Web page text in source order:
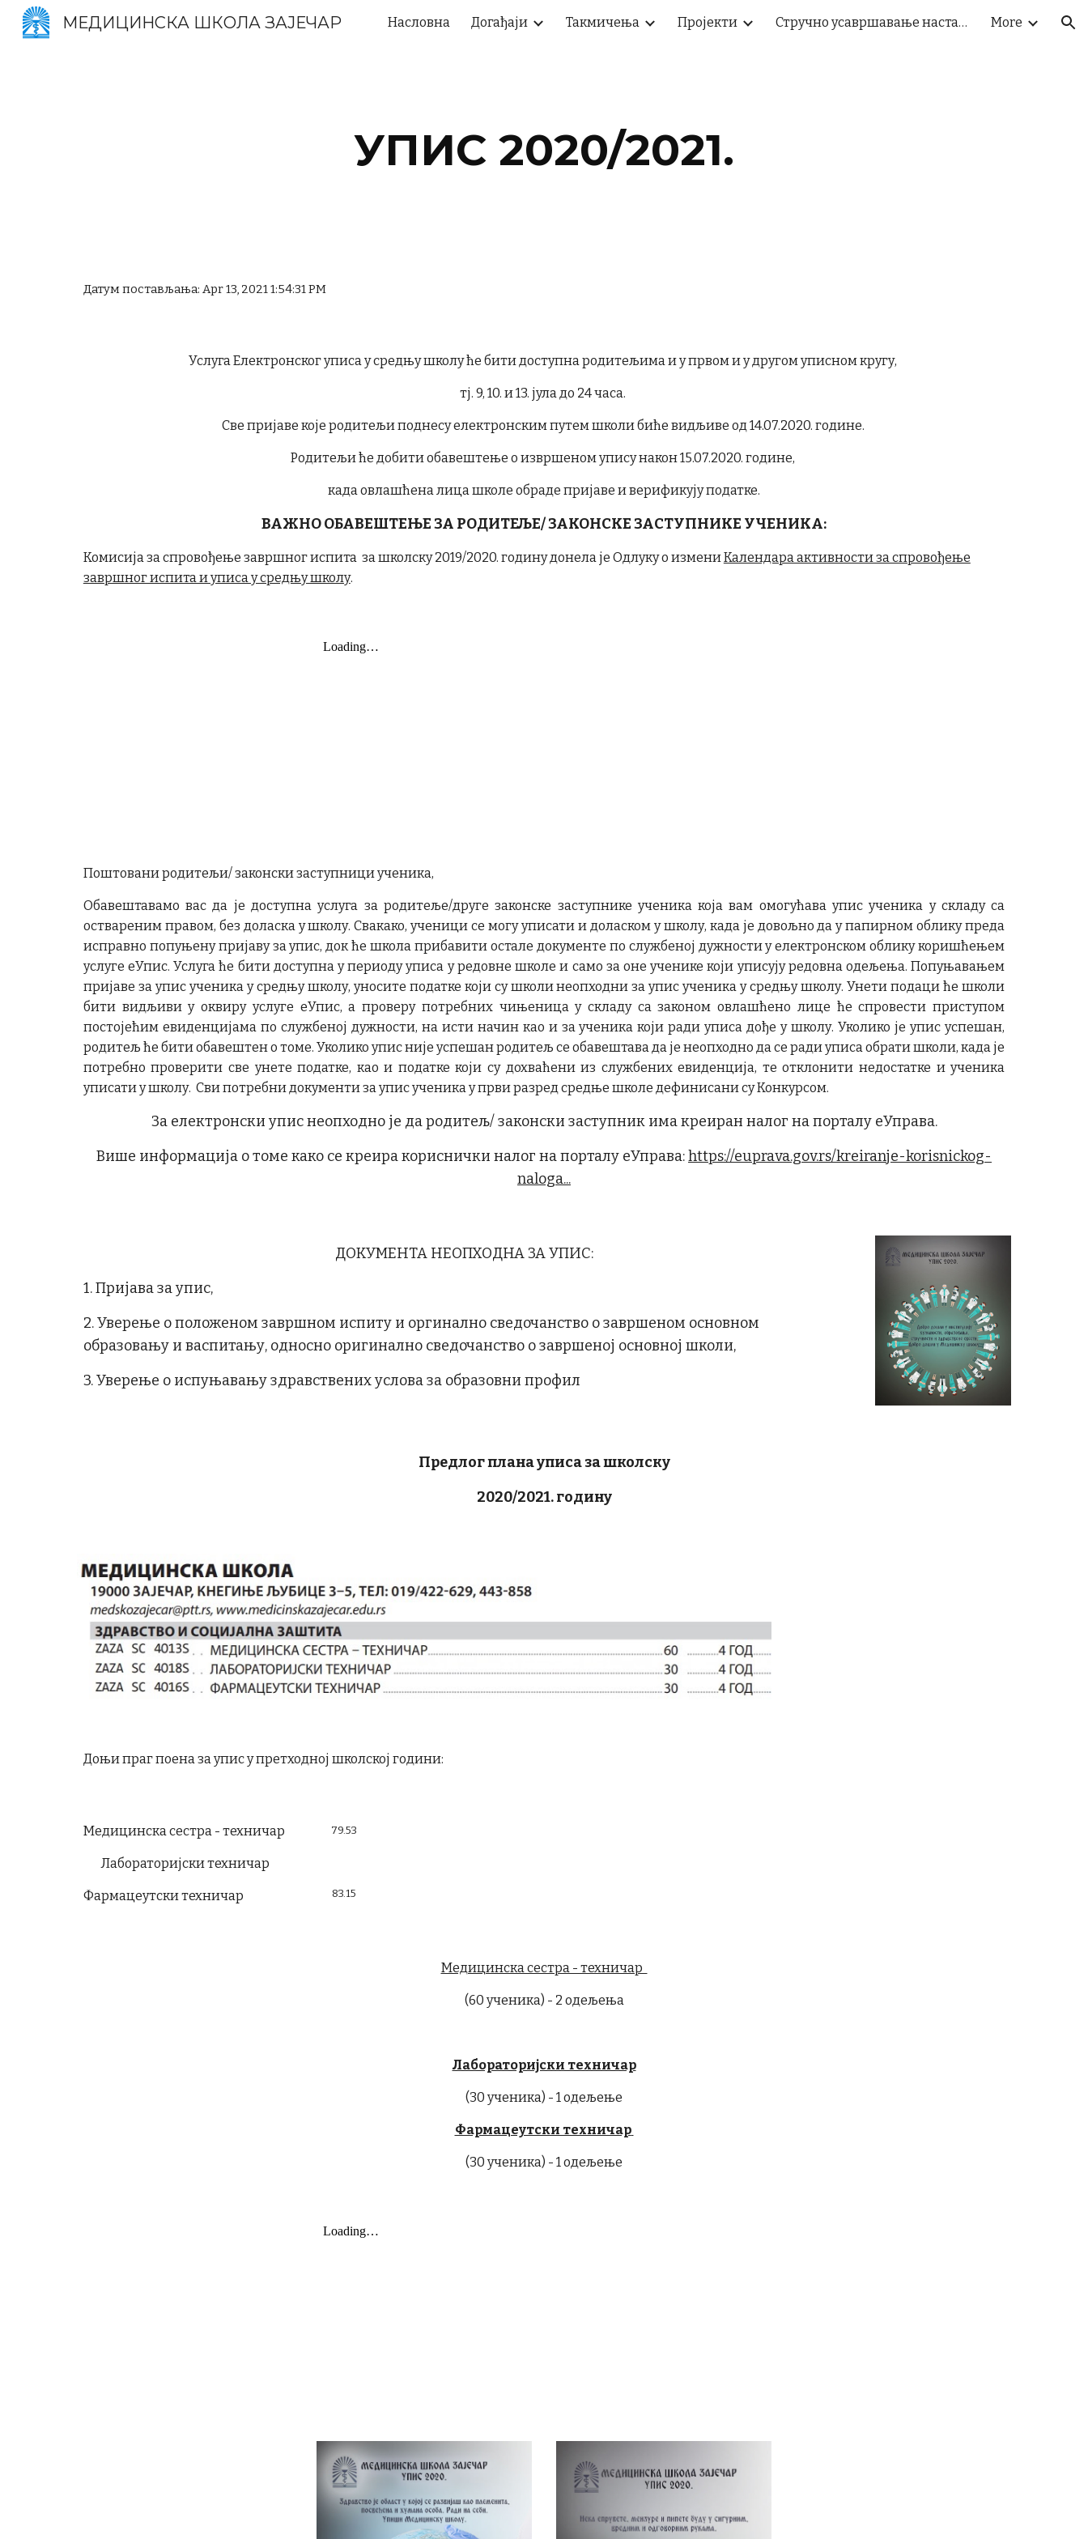
Skip to main content Skip to navigation
МЕДИЦИНСКА ШКОЛА ЗАЈЕЧАР Насловна Догађаји Такмичења Пројекти Стручно усавршавање наставника More
УПИС 2020/2021.
Датум постављања: Apr 13, 2021 1:54:31 PM
Услуга Електронског уписа у средњу школу ће бити доступна родитељима и у првом и у другом уписном кругу,
тј. 9, 10. и 13. јула до 24 часа.
Све пријаве које родитељи поднесу електронским путем школи биће видљиве од 14.07.2020. године.
Родитељи ће добити обавештење о извршеном упису након 15.07.2020. године,
када овлашћена лица школе обраде пријаве и верификују податке.
ВАЖНО ОБАВЕШТЕЊЕ ЗА РОДИТЕЉЕ/ ЗАКОНСКЕ ЗАСТУПНИКЕ УЧЕНИКА:
Комисија за спровођење завршног испита за школску 2019/2020. годину донела је Одлуку о измениКалендара активности за спровођење
завршног испита и уписа у средњу школу.
Поштовани родитељи/ законски заступници ученика,
Обавештавамо вас да је доступна услуга за родитеље/друге законске заступнике ученика која вам омогућава упис ученика у складу са
оствареним правом, без доласка у школу. Свакако, ученици се могу уписати и доласком у школу, када је довољно да у папирном облику преда
исправно попуњену пријаву за упис, док ће школа прибавити остале документе по службеној дужности у електронском облику коришћењем
услуге еУпис. Услуга ће бити доступна у периоду уписа у редовне школе и само за оне ученике који уписују редовна одељења. Попуњавањем
пријаве за упис ученика у средњу школу, уносите податке који су школи неопходни за упис ученика у средњу школу. Унети подаци ће школи
бити видљиви у оквиру услуге еУпис, а проверу потребних чињеница у складу са законом овлашћено лице ће спровести приступом
постојећим евиденцијама по службеној дужности, на исти начин као и за ученика који ради уписа дође у школу. Уколико је упис успешан,
родитељ ће бити обавештен о томе. Уколико упис није успешан родитељ се обавештава да је неопходно да се ради уписа обрати школи, када је
потребно проверити све унете податке, као и податке који су дохваћени из службених евиденција, те отклонити недостатке и ученика
уписати у школу. Сви потребни документи за упис ученика у први разред средње школе дефинисани су Конкурсом.
За електронски упис неопходно је да родитељ/ законски заступник има креиран налог на порталу еУправа.
Више информација о томе како се креира кориснички налог на порталу еУправа:https://euprava.gov.rs/kreiranje-korisnickog-
naloga...
ДОКУМЕНТА НЕОПХОДНА ЗА УПИС:
1. Пријава за упис,
2. Уверење о положеном завршном испиту и оргинално сведочанство о завршеном основном
образовању и васпитању, односно оригинално сведочанство о завршеној основној школи,
3. Уверење о испуњавању здравствених услова за образовни профил
Предлог плана уписа за школску
2020/2021. годину
Доњи праг поена за упис у претходној школској години:
Медицинска сестра - техничар
Лабораторијски техничар
Фармацеутски техничар
79.53
83.15
Медицинска сестра - техничар
(60 ученика) - 2 одељења
Лабораторијски техничар
(30 ученика) - 1 одељење
Фармацеутски техничар
(30 ученика) - 1 одељење